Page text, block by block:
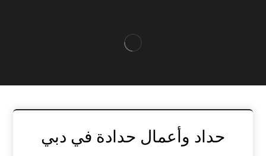
حداد وأعمال حدادة في دبي